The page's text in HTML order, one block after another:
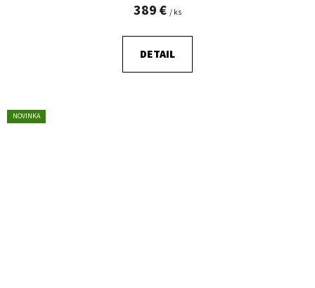
389 € / ks
DETAIL
NOVINKA